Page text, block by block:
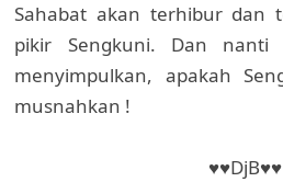
Sahabat akan terhibur dan
pikir Sengkuni. Dan nanti
menyimpulkan, apakah
musnahkan !
♥♥DjB♥♥